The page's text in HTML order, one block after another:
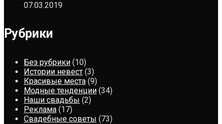
07.03.2019
Рубрики
Без рубрики (10)
Истории невест (3)
Красивые места (9)
Модные тенденции (34)
Наши свадьбы (2)
Реклама (17)
Свадебные советы (73)